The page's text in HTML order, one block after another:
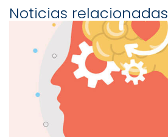
Noticias relacionadas